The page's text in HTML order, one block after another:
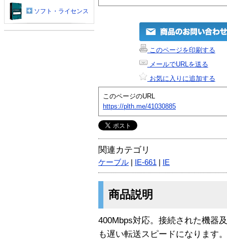
このページを印刷する
メールでURLを送る
お気に入りに追加する
このページのURL
https://plth.me/41030885
関連カテゴリ
ケーブル IE-661 IE
商品説明
400Mbps対応。接続された機器
も遅い転送スピードになります
ソフト・ライセンス